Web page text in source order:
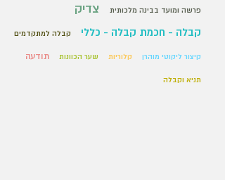
פרשה ומועד בבינה מלכותית צדיק
קבלה - חכמת קבלה - כללי קבלה למתקדמים
קיצור ליקוטי מוהרן קלוריות שער הכוונות תודעה
תניא וקבלה